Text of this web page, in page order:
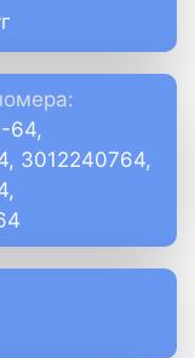
64,
3012240764,